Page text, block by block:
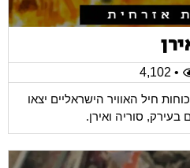
• 4,102
היום לפנות בוקר בשעה 0220 כוחות חיל האוויר הישראליים יצאו
סוריה ואירן.